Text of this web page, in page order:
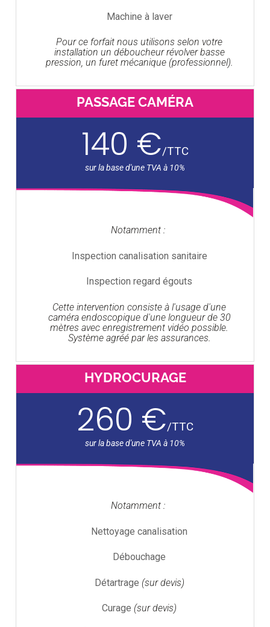
Machine à laver
Pour ce forfait nous utilisons selon votre
installation un déboucheur révolver basse
pression, un furet mécanique (professionnel).
PASSAGE CAMÉRA
140 €/TTC
Notamment :
Inspection canalisation sanitaire
Inspection regard égouts
Cette intervention consiste à l'usage d'une
caméra endoscopique d'une longueur de 30
mètres avec enregistrement vidéo possible.
Système agréé par les assurances.
HYDROCURAGE
260 €/TTC
Notamment :
Nettoyage canalisation
Débouchage
Détartrage (sur devis)
Curage (sur devis)